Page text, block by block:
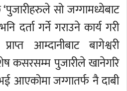
सो जग्गामध्येबाट
दर्ता गर्ने गराउने कार्य गरी
आम्दानीबाट बागेश्वरी
कसरसम्म पुजारीले खानेगरि
आएकोमा जग्गातर्फ नै दाबी